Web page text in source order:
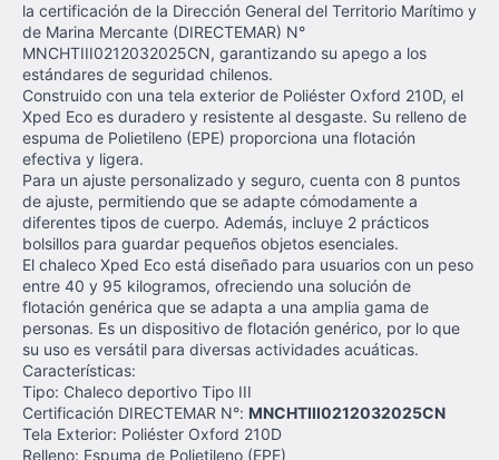
la certificación de la Dirección General del Territorio Marítimo y
de Marina Mercante (DIRECTEMAR) N°
MNCHTIII0212032025CN, garantizando su apego a los
estándares de seguridad chilenos.
Construido con una tela exterior de Poliéster Oxford 210D, el
Xped Eco es duradero y resistente al desgaste. Su relleno de
espuma de Polietileno (EPE) proporciona una flotación
efectiva y ligera.
Para un ajuste personalizado y seguro, cuenta con 8 puntos
de ajuste, permitiendo que se adapte cómodamente a
diferentes tipos de cuerpo. Además, incluye 2 prácticos
bolsillos para guardar pequeños objetos esenciales.
El chaleco Xped Eco está diseñado para usuarios con un peso
entre 40 y 95 kilogramos, ofreciendo una solución de
flotación genérica que se adapta a una amplia gama de
personas. Es un dispositivo de flotación genérico, por lo que
su uso es versátil para diversas actividades acuáticas.
Características:
Tipo: Chaleco deportivo Tipo III
Certificación DIRECTEMAR N°: MNCHTIII0212032025CN
Tela Exterior: Poliéster Oxford 210D
Relleno: Espuma de Polietileno (EPE)